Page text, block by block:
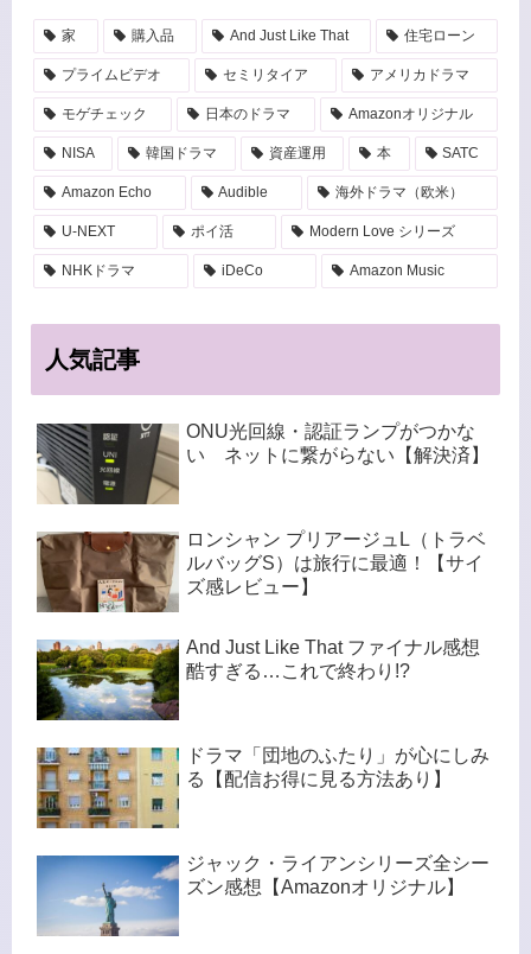
家 購入品 And Just Like That 住宅ローン
プライムビデオ セミリタイア アメリカドラマ
モゲチェック 日本のドラマ Amazonオリジナル
NISA 韓国ドラマ 資産運用 本 SATC
Amazon Echo Audible 海外ドラマ（欧米）
U-NEXT ポイ活 Modern Love シリーズ
NHKドラマ iDeCo Amazon Music
人気記事
ONU光回線・認証ランプがつかな
い ネットに繋がらない【解決済】
ロンシャン プリアージュL（トラベ
ルバッグS）は旅行に最適！【サイ
ズ感レビュー】
And Just Like That ファイナル感想
酷すぎる…これで終わり!?
ドラマ「団地のふたり」が心にしみ
る【配信お得に見る方法あり】
ジャック・ライアンシリーズ全シー
ズン感想【Amazonオリジナル】